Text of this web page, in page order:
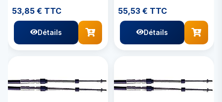
53,85 € TTC
Détails
55,53 € TTC
Détails